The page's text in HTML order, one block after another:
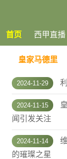
首页 西甲直播
皇家马德里
2024-11-29
2024-11-15
闻引发关注
2024-11-14
的璀璨之星